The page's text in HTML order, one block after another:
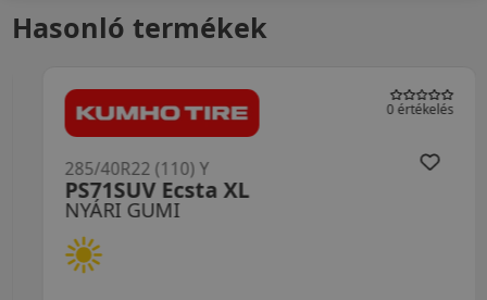
Hasonló termékek
0 értékelés
NYÁRI GUMI
PS71SUV Ecsta XL
285/40R22 (110) Y